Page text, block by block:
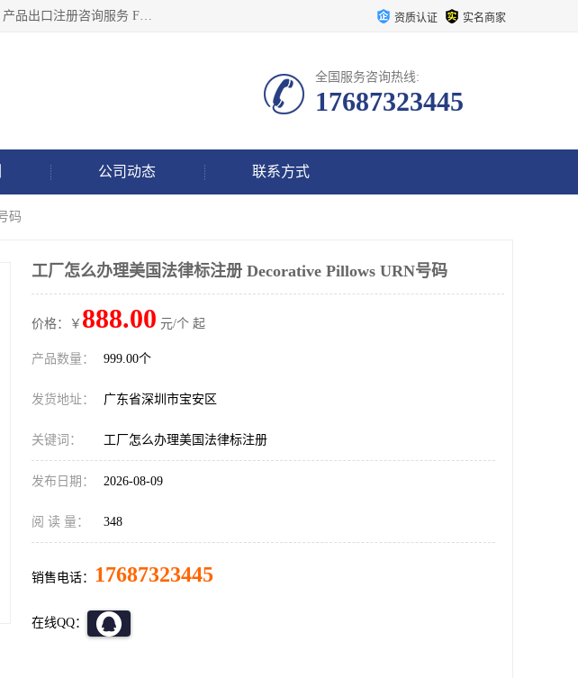
深圳市鼎顺检测认证有限公司专注于各类产品出口注册 产品注册 美国URN注册 跨境电商产品出口注册 产品出口注册咨询服务 FDA食品注册等我们是一家商务服务公司，为客户提供商标注册，本公司实力雄厚，能满足客户多种需求。 资质认证 实名商家
全国服务咨询热线:
17687323445
公司动态 联系方式
码
工厂怎么办理美国法律标注册 Decorative Pillows URN号码
价格：￥ 888.00 元/个 起
产品数量： 999.00个
发货地址： 广东省深圳市宝安区
关键词： 工厂怎么办理美国法律标注册
发布日期： 2026-08-09
阅 读 量： 348
销售电话： 17687323445
在线QQ：